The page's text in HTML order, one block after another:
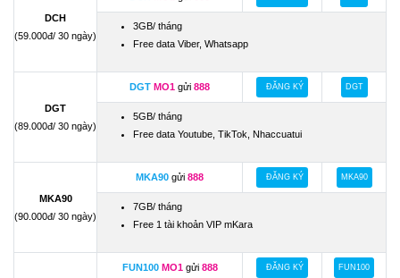
DCH
(59.000đ/ 30 ngày)
3GB/ tháng
Free data Viber, Whatsapp
DGT
(89.000đ/ 30 ngày)
DGT MO1 gửi 888 ĐĂNG KÝ DGT
5GB/ tháng
Free data Youtube, TikTok, Nhaccuatui
MKA90
(90.000đ/ 30 ngày)
MKA90 gửi 888 ĐĂNG KÝ MKA90
7GB/ tháng
Free 1 tài khoản VIP mKara
FUN100 MO1 gửi 888 ĐĂNG KÝ FUN100